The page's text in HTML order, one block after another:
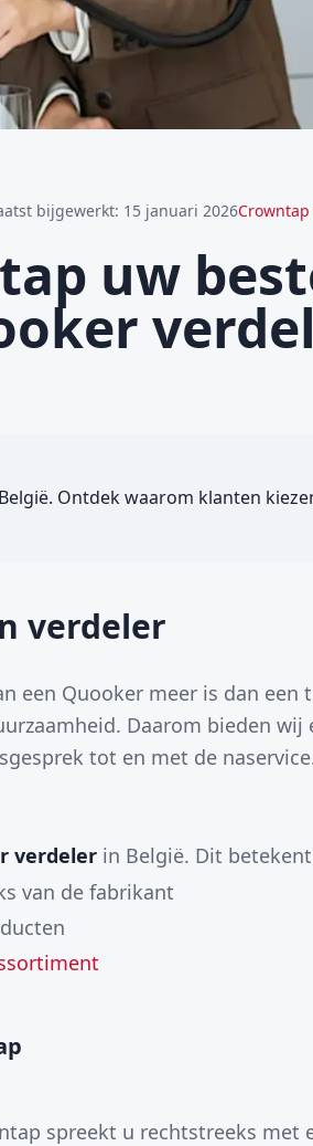
bijgewerkt: 15 januari 2026
uw
Ontdek waarom klanten
verdeler
een Quooker meer is dan een
Daarom bieden wij
tot en met de
verdeler in België. Dit
van de fabrikant
spreekt u rechtstreeks met